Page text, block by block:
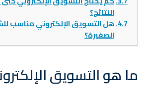
النتائج؟
هل التسويق الإلكتروني مناسب
الصغيرة؟
ما هو التسويق